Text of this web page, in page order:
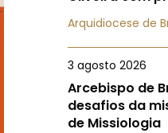
Arquidiocese de
3 agosto 2026
Arcebispo de
desafios da
de Missiologia